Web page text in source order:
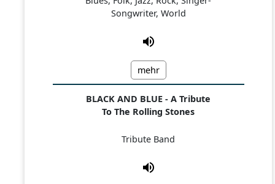
Songwriter, World
mehr
BLACK AND BLUE - A Tribute
To The Rolling Stones
Tribute Band